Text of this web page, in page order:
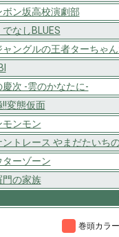
ボン坂高校演劇部
でなしBLUES
ャングルの王者ターちゃ
慶次 -雲のかなたに-
!!変態仮面
モンモン
ントレース やまだたいち
ターゾーン
門の家族
巻頭カラー